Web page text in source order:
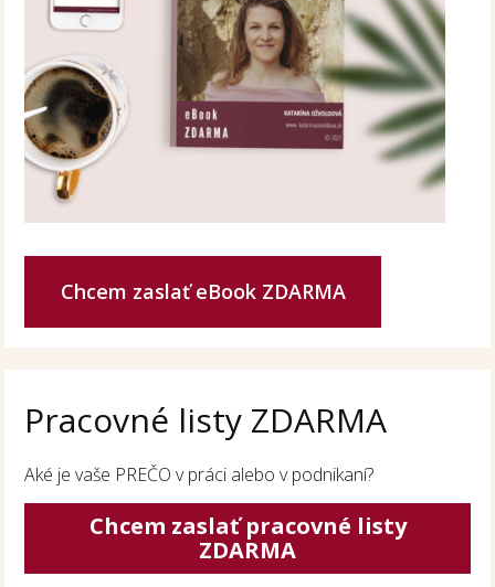
Chcem zaslať eBook ZDARMA
Pracovné listy ZDARMA
Aké je vaše PREČO v práci alebo v podnikaní?
Chcem zaslať pracovné listy
ZDARMA